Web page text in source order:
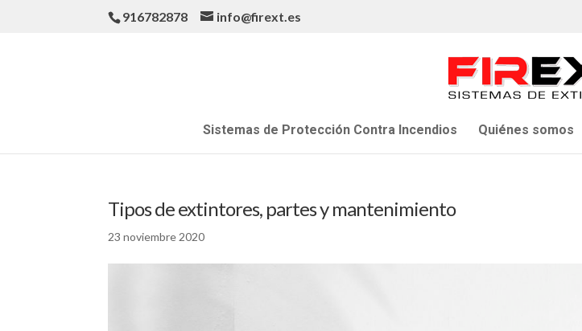
916782878 info@firext.es
Sistemas de Protección Contra Incendios Quiénes somos
Tipos de extintores, partes y mantenimiento
23 noviembre 2020